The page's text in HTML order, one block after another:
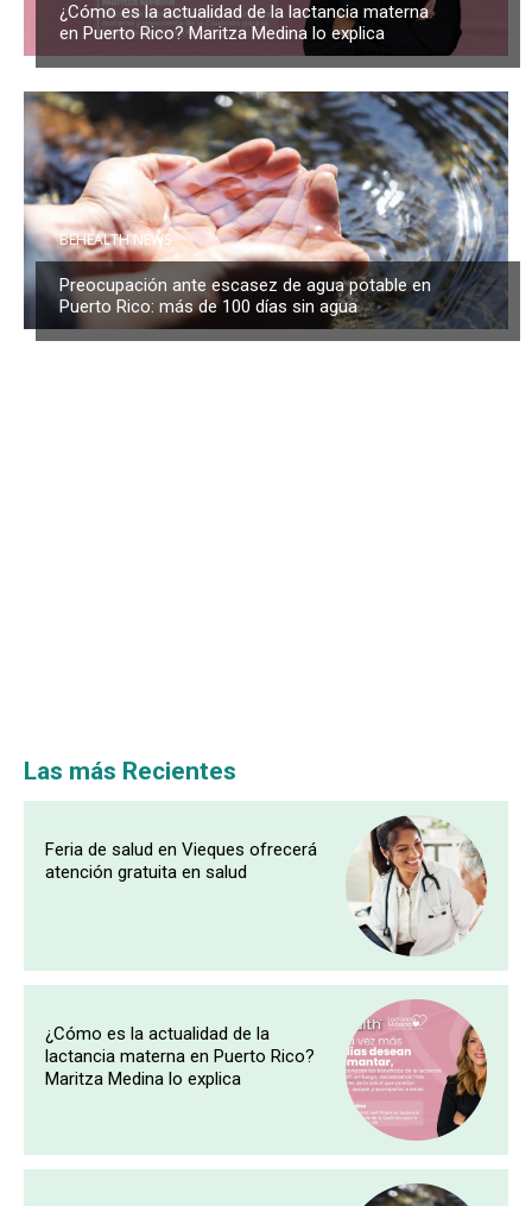
¿Cómo es la actualidad de la lactancia materna
en Puerto Rico? Maritza Medina lo explica
BEHEALTH NEWS
Preocupación ante escasez de agua potable en
Puerto Rico: más de 100 días sin agua
Las más Recientes
Feria de salud en Vieques ofrecerá
atención gratuita en salud
¿Cómo es la actualidad de la
lactancia materna en Puerto Rico?
Maritza Medina lo explica